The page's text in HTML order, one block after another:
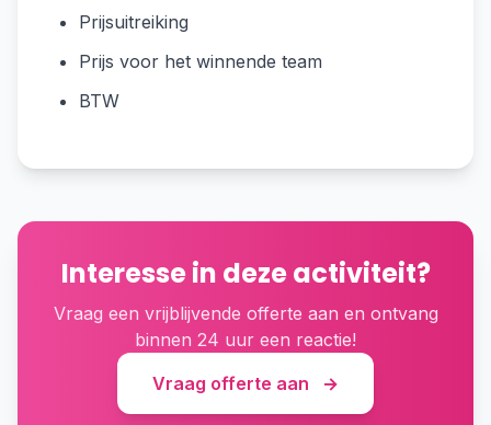
Prijsuitreiking
Prijs voor het winnende team
BTW
Interesse in deze activiteit?
Vraag een vrijblijvende offerte aan en ontvang
binnen 24 uur een reactie!
Vraag offerte aan
→